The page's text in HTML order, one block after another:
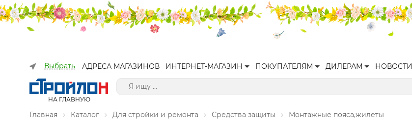
Выбрать АДРЕСА МАГАЗИНОВ ИНТЕРНЕТ-МАГАЗИН ПОКУПАТЕЛЯМ ДИЛЕРАМ НОВОСТИ
НА ГЛАВНУЮ
Главная Каталог Для стройки и ремонта Средства защиты Монтажные пояса,жилеты